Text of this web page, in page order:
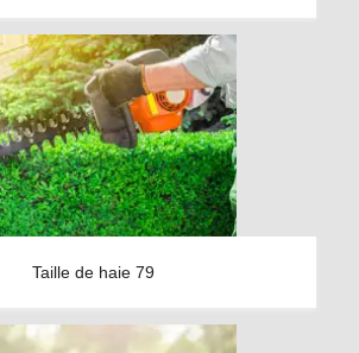
Taille de haie 79